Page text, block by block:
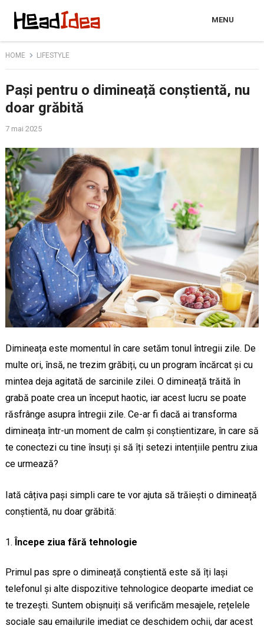
MENU
HOME LIFESTYLE
Pași pentru o dimineață conștientă, nu
doar grăbită
7 mai 2025
Dimineața este momentul în care setăm tonul întregii zile. De
multe ori, însă, ne trezim grăbiți, cu un program încărcat și cu
mintea deja agitată de sarcinile zilei. O dimineață trăită în
grabă poate crea un început haotic, iar acest lucru se poate
răsfrânge asupra întregii zile. Ce-ar fi dacă ai transforma
dimineața într-un moment de calm și conștientizare, în care să
te conectezi cu tine însuți și să îți setezi intențiile pentru ziua
ce urmează?
Iată câțiva pași simpli care te vor ajuta să trăiești o dimineață
conștientă, nu doar grăbită:
Începe ziua fără tehnologie
Primul pas spre o dimineață conștientă este să îți lași
telefonul și alte dispozitive tehnologice deoparte imediat ce
te trezești. Suntem obișnuiți să verificăm mesajele, rețelele
sociale sau emailurile imediat ce deschidem ochii, dar acest